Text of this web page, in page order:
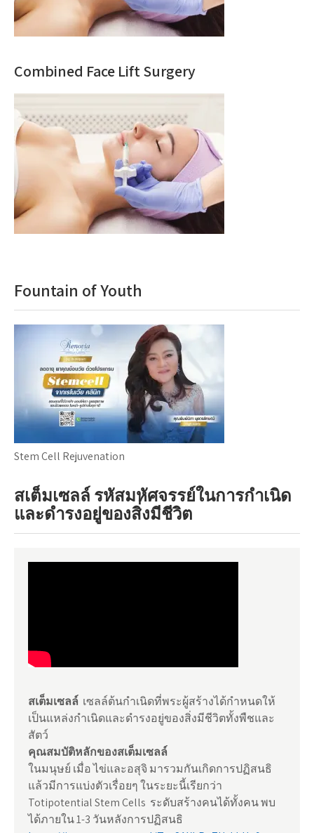
Combined Face Lift Surgery
Fountain of Youth
Stem Cell Rejuvenation
สเต็มเซลล์ รหัสมหัศจรรย์ในการกำเนิด
และดำรงอยู่ของสิ่งมีชีวิต
สเต็มเซลล์ เซลล์ต้นกำเนิดที่พระผู้สร้างได้กำหนดให้
เป็นแหล่งกำเนิดและดำรงอยู่ของสิ่งมีชีวิตทั้งพืชและ
สัตว์
คุณสมบัติหลักของสเต็มเซลล์
ในมนุษย์ เมื่อ ไข่และอสุจิ มารวมกันเกิดการปฏิสนธิ
แล้วมีการแบ่งตัวเรื่อยๆ ในระยะนี้เรียกว่า
Totipotential Stem Cells ระดับสร้างคนได้ทั้งคน พบ
ได้ภายใน 1-3 วันหลังการปฏิสนธิ